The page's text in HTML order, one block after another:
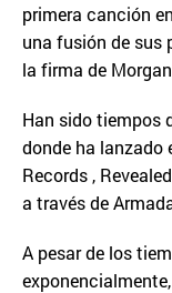
primera canción
una fusión de sus
la firma de
Han sido tiempos
donde ha lanzado
Records ,
a través de
A pesar de los